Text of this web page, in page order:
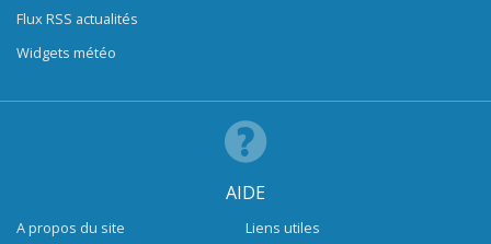
Flux RSS actualités
Widgets météo
AIDE
A propos du site Liens utiles